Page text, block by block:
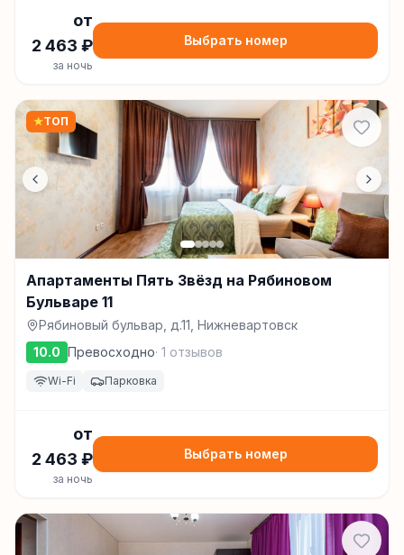
от
2 463 ₽
за ночь
Выбрать номер
★ТОП
Апартаменты Пять Звёзд на Рябиновом
Бульваре 11
Рябиновый бульвар, д.11, Нижневартовск
10.0 Превосходно· 1 отзывов
Wi-Fi Парковка
от
2 463 ₽
за ночь
Выбрать номер